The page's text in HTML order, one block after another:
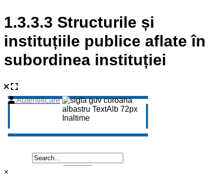
1.3.3.3 Structurile și
instituțiile publice aflate în
subordinea instituției
×